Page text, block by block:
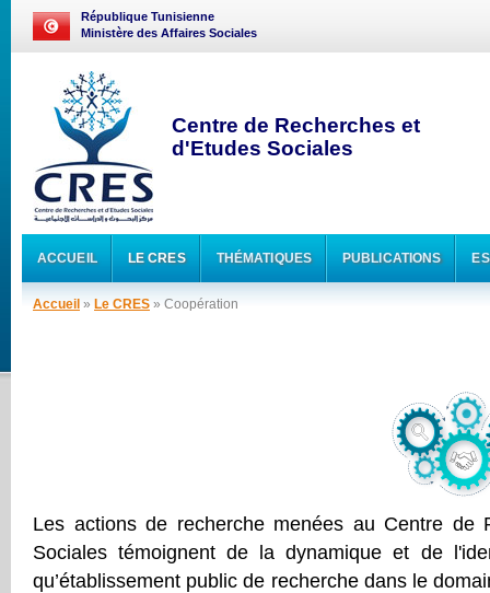
République Tunisienne
Ministère des Affaires Sociales
Centre de Recherches et
d'Etudes Sociales
ACCUEIL LE CRES THÉMATIQUES PUBLICATIONS
Accueil » Le CRES » Coopération
Les actions de recherche menées au Centre de
Sociales témoignentde la dynamique et de
qu’établissement public de recherche dans le